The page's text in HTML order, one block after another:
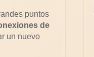
puntos
de
un nuevo